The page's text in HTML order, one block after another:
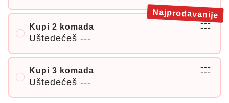
Kupi 2 komada
Uštedećeš ---
---
---
Najprodavanije
Kupi 3 komada
Uštedećeš ---
---
---